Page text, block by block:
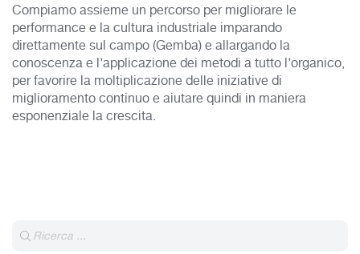
Compiamo assieme un percorso per migliorare le
performance e la cultura industriale imparando
direttamente sul campo (Gemba) e allargando la
conoscenza e l’applicazione dei metodi a tutto l’organico,
per favorire la moltiplicazione delle iniziative di
miglioramento continuo e aiutare quindi in maniera
esponenziale la crescita.